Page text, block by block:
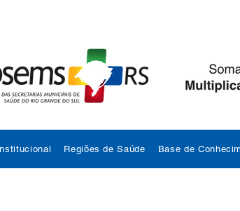
Regiões de Saúde Base de